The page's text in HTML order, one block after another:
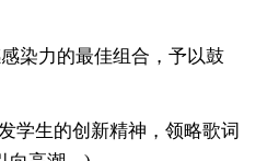
染力的最佳组合，予以鼓
学生的创新精神，领略歌词